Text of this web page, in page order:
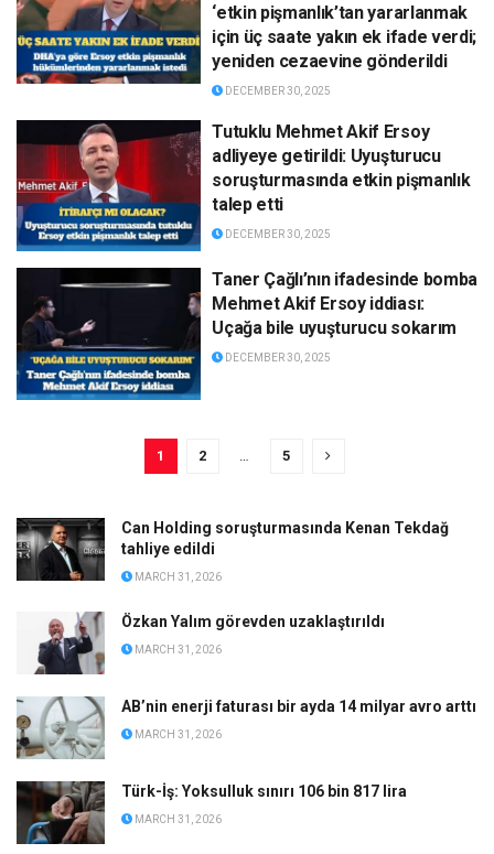
‘etkin pişmanlık’tan yararlanmak
için üç saate yakın ek ifade verdi;
yeniden cezaevine gönderildi
DECEMBER 30, 2025
Tutuklu Mehmet Akif Ersoy
adliyeye getirildi: Uyuşturucu
soruşturmasında etkin pişmanlık
talep etti
DECEMBER 30, 2025
Taner Çağlı’nın ifadesinde bomba
Mehmet Akif Ersoy iddiası:
Uçağa bile uyuşturucu sokarım
DECEMBER 30, 2025
1 2 5
Can Holding soruşturmasında Kenan Tekdağ
tahliye edildi
MARCH 31, 2026
Özkan Yalım görevden uzaklaştırıldı
MARCH 31, 2026
AB’nin enerji faturası bir ayda 14 milyar avro arttı
MARCH 31, 2026
Türk-İş: Yoksulluk sınırı 106 bin 817 lira
MARCH 31, 2026